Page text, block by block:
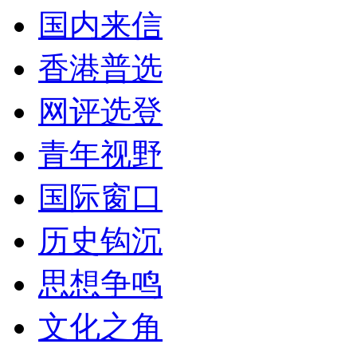
国内来信
香港普选
网评选登
青年视野
国际窗口
历史钩沉
思想争鸣
文化之角